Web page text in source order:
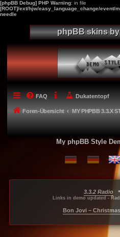
[phpBB Debug] PHP Warning: in file
[ROOT]/ext/hjw/easy_language_change/event/
needle
phpBB skins
FAQ Dukatentopf
Foren-Übersicht
My phpBB Style
3.3.2 Radio •
Links in demo updated -
Bon Jovi –